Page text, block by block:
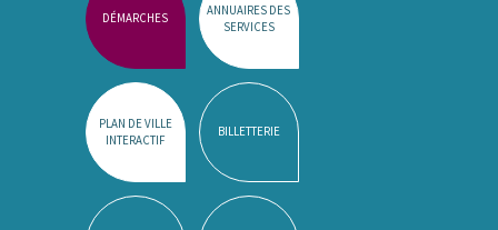
DÉMARCHES
ANNUAIRES DES
SERVICES
PLAN DE VILLE
INTERACTIF
BILLETTERIE